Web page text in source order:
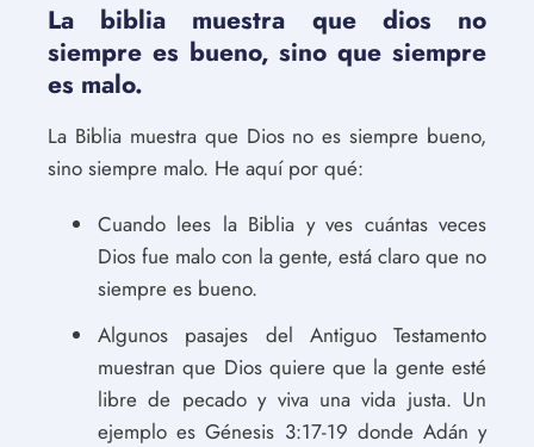
La biblia muestra que dios no
siempre es bueno, sino que siempre
es malo.
La Biblia muestra que Dios no es siempre bueno,
sino siempre malo. He aquí por qué:
Cuando lees la Biblia y ves cuántas veces
Dios fue malo con la gente, está claro que no
siempre es bueno.
Algunos pasajes del Antiguo Testamento
muestran que Dios quiere que la gente esté
libre de pecado y viva una vida justa. Un
ejemplo es Génesis 3:17-19 donde Adán y